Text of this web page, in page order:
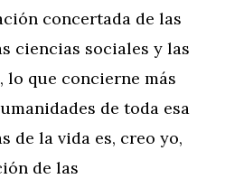
concertada de las
ciencias sociales y las
lo que concierne más
de toda esa
de la vida es, creo yo,
de las